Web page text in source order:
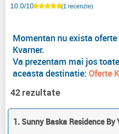
Momentan nu exista
Kvarner.
Va prezentam mai jos
aceasta destinatie: Oferte
42 rezultate
1. Sunny Baska Residence By
10.0/10 (1 recenzie)